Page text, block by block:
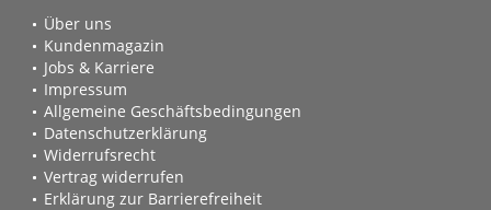
Über uns
Kundenmagazin
Jobs & Karriere
Impressum
Allgemeine Geschäftsbedingungen
Datenschutzerklärung
Widerrufsrecht
Vertrag widerrufen
Erklärung zur Barrierefreiheit